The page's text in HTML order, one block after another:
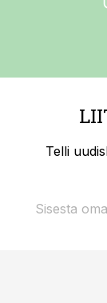
Telli